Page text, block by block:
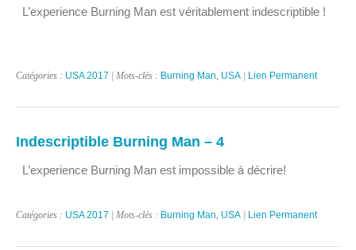
L’experience Burning Man est véritablement indescriptible !
Catégories : USA 2017 | Mots-clés : Burning Man USA | Lien Permanent
Indescriptible Burning Man – 4
L’experience Burning Man est impossible à décrire!
Catégories : USA 2017 | Mots-clés : Burning Man USA | Lien Permanent